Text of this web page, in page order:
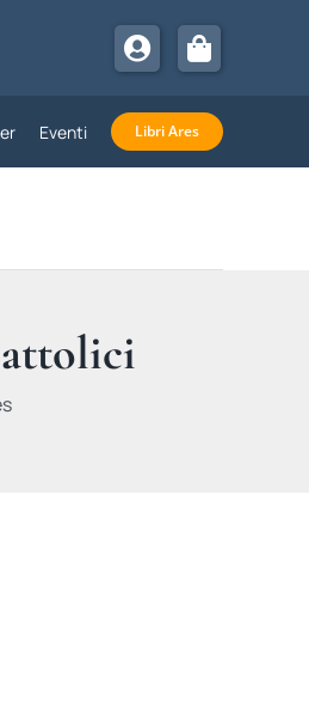
Eventi Libri Ares